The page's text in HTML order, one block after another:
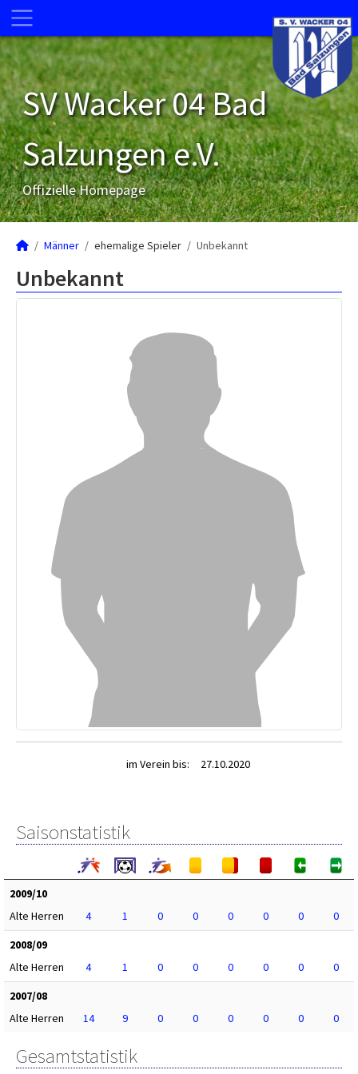
SV Wacker 04 Bad
Salzungen e.V.
Offizielle Homepage
Männer ehemalige Spieler Unbekannt
Unbekannt
im Verein bis: 27.10.2020
Saisonstatistik
2009/10
Alte Herren
4 1 0 0 0 0 0
0
2008/09
Alte Herren
4 1 0 0 0 0 0
0
2007/08
Alte Herren
14 9 0 0 0 0 0 0
Gesamtstatistik